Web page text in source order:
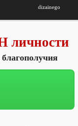
dizainego